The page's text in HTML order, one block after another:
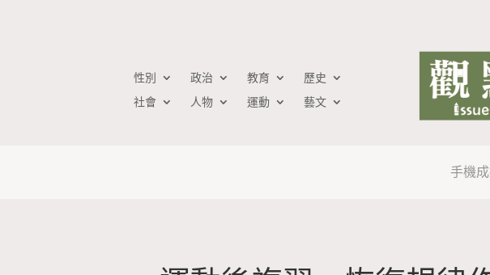
性別 政治 教育
歷史
社會
人物 運動 藝文
手機